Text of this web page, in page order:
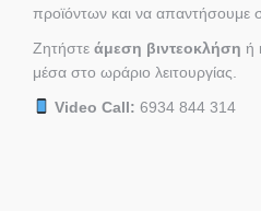
προϊόντων και να απαντήσουμε
Ζητήστε άμεση βιντεοκλήση ή
μέσα στο ωράριο λειτουργίας.
Video Call: 6934 844 314